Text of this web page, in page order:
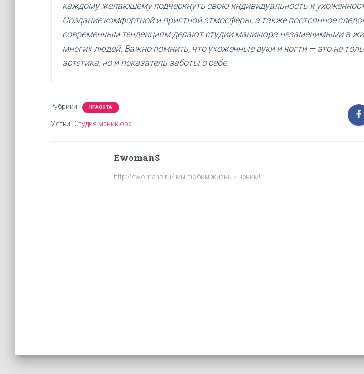
каждому желающему подчеркнуть свою индивидуальность и
Создание комфортной и приятной атмосферы, а также постоянное
современным тенденциям делают студии маникюра незаменимыми в
многих людей. Важно помнить, что ухоженные руки и ногти — это не
эстетика, но и показатель заботы о себе.
Рубрики: КРАСОТА
Метки: Студия маникюра
EwomanS
http://ewomans.ru/ мы любим жизнь и ценим!